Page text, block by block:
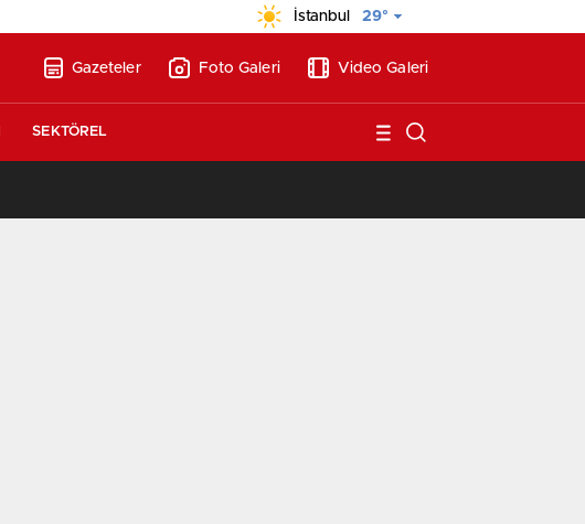
İstanbul 29°
Gazeteler Foto Galeri Video Galeri
SEKTÖREL